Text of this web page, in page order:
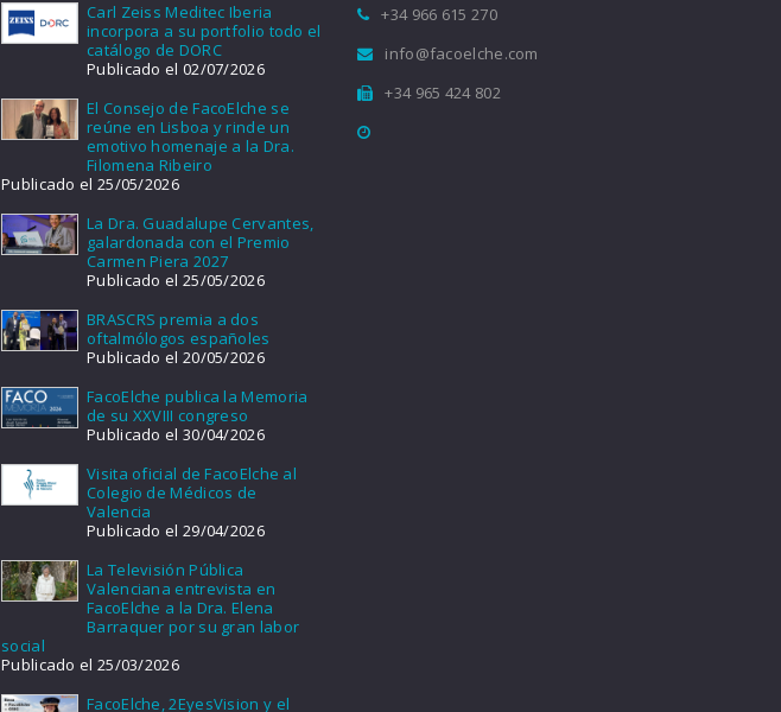
Carl Zeiss Meditec Iberia
incorpora a su portfolio todo el
catálogo de DORC
Publicado el 02/07/2026
El Consejo de FacoElche se
reúne en Lisboa y rinde un
emotivo homenaje a la Dra.
Filomena Ribeiro
Publicado el 25/05/2026
La Dra. Guadalupe Cervantes,
galardonada con el Premio
Carmen Piera 2027
Publicado el 25/05/2026
BRASCRS premia a dos
oftalmólogos españoles
Publicado el 20/05/2026
FacoElche publica la Memoria
de su XXVIII congreso
Publicado el 30/04/2026
Visita oficial de FacoElche al
Colegio de Médicos de
Valencia
Publicado el 29/04/2026
La Televisión Pública
Valenciana entrevista en
FacoElche a la Dra. Elena
Barraquer por su gran labor
social
Publicado el 25/03/2026
FacoElche, 2EyesVision y el
+34 966 615 270
info@facoelche.com
+34 965 424 802